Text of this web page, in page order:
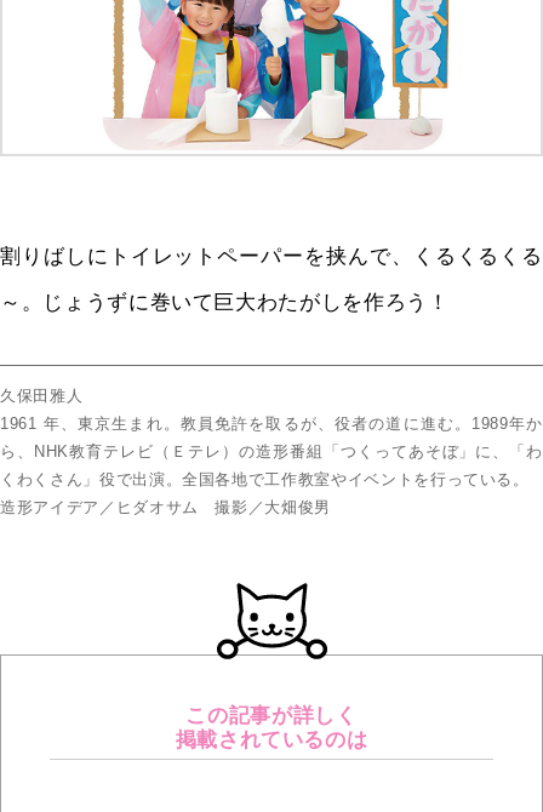
割りばしにトイレットペーパーを挟んで、くるくるくる
～。じょうずに巻いて巨大わたがしを作ろう！
久保田雅人
1961 年、東京生まれ。教員免許を取るが、役者の道に進む。1989年か
ら、NHK教育テレビ（Ｅテレ）の造形番組「つくってあそぼ」に、「わ
くわくさん」役で出演。全国各地で工作教室やイベントを行っている。
造形アイデア／ヒダオサム 撮影／大畑俊男
この記事が詳しく
掲載されているのは